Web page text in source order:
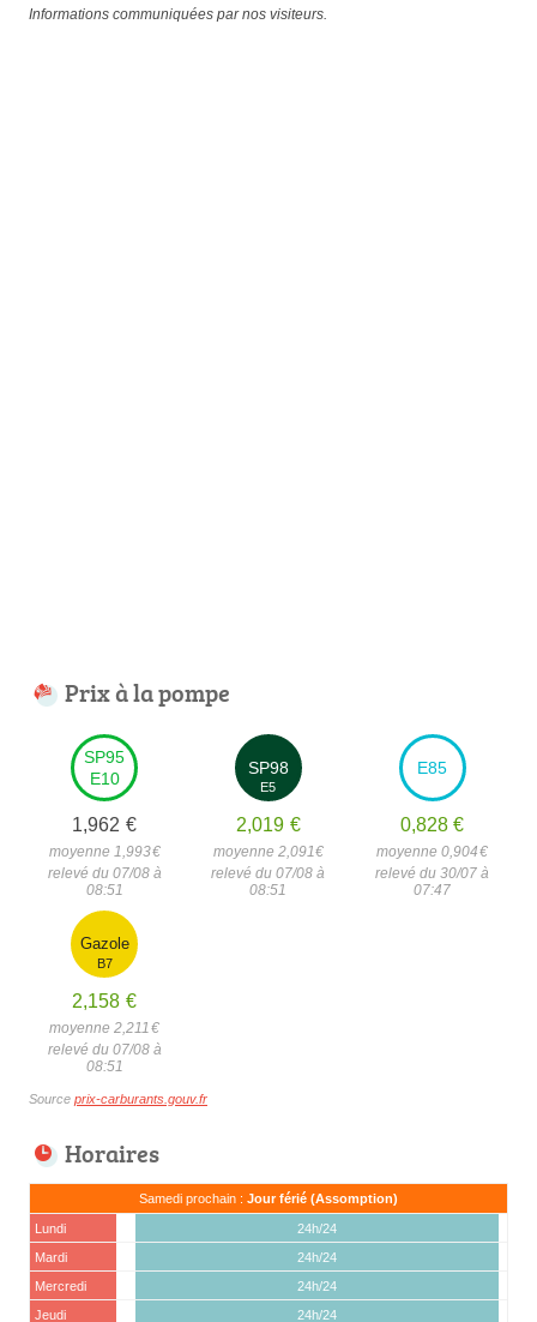
Informations communiquées par nos visiteurs.
Prix à la pompe
SP95
E10
1,962 €
moyenne 1,993€
relevé du 07/08 à
08:51
SP98
E5
2,019 €
moyenne 2,091€
relevé du 07/08 à
08:51
E85
0,828 €
moyenne 0,904€
relevé du 30/07 à
07:47
Gazole
B7
2,158 €
moyenne 2,211€
relevé du 07/08 à
08:51
Source prix-carburants.gouv.fr
Horaires
Samedi prochain : Jour férié (Assomption)
Lundi
24h/24
Mardi
24h/24
Mercredi
24h/24
Jeudi
24h/24